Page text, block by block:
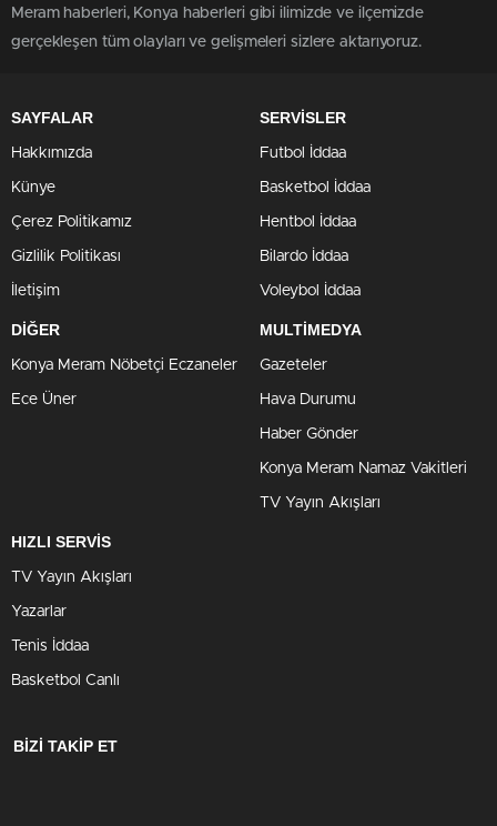
Meram haberleri, Konya haberleri gibi ilimizde ve ilçemizde
gerçekleşen tüm olayları ve gelişmeleri sizlere aktarıyoruz.
SAYFALAR
Hakkımızda
Künye
Çerez Politikamız
Gizlilik Politikası
İletişim
SERVİSLER
Futbol İddaa
Basketbol İddaa
Hentbol İddaa
Bilardo İddaa
Voleybol İddaa
DİĞER
Konya Meram Nöbetçi Eczaneler
Ece Üner
MULTİMEDYA
Gazeteler
Hava Durumu
Haber Gönder
Konya Meram Namaz Vakitleri
TV Yayın Akışları
HIZLI SERVİS
TV Yayın Akışları
Yazarlar
Tenis İddaa
Basketbol Canlı
BİZİ TAKİP ET